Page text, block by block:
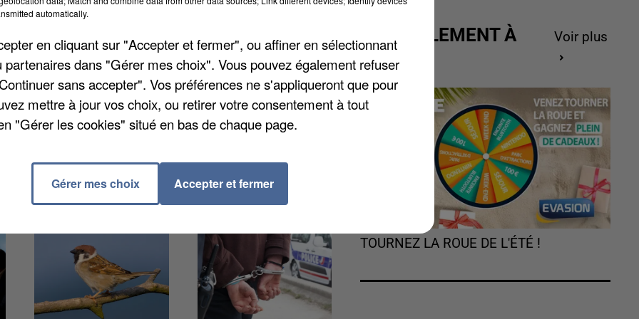
sur l'emploi salarié, ainsi que les évolutions par
semble figée, avec 0,0% d'évolution comparé
la Somme, avec +0,2% de salariés. Le tertiaire
(enseignement, santé...) sont les secteurs qui
ACTUELLEMENT À
GAGNER
Voir plus
TOURNEZ LA ROUE DE L'ÉTÉ !
automatically.
en cliquant sur "Accepter et fermer", ou affiner en sélectionnant
partenaires dans "Gérer mes choix". Vous pouvez également refuser
sans accepter". Vos préférences ne s'appliqueront que pour
mettre à jour vos choix, ou retirer votre consentement à tout
"Gérer les cookies" situé en bas de chaque page.
Gérer mes choix Accepter et fermer